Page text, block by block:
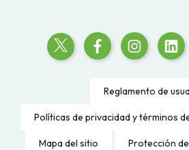
Reglamento de
Políticas de privacidad y términos
Mapa del sitio Protección